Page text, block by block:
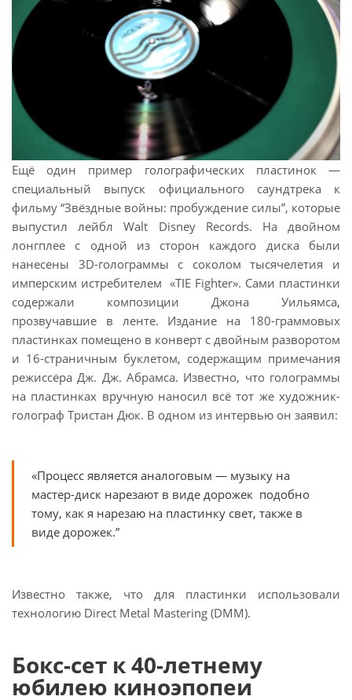
Ещё один пример голографических пластинок —
специальный выпуск официального саундтрека к
фильму “Звёздные войны: пробуждение силы”, которые
выпустил лейбл Walt Disney Records. На двойном
лонгплее с одной из сторон каждого диска были
нанесены 3D-голограммы с соколом тысячелетия и
имперским истребителем «TIE Fighter». Сами пластинки
содержали композиции Джона Уильямса,
прозвучавшие в ленте. Издание на 180-граммовых
пластинках помещено в конверт с двойным разворотом
и 16-страничным буклетом, содержащим примечания
режиссёра Дж. Дж. Абрамса. Известно, что голограммы
на пластинках вручную наносил всё тот же художник-
голограф Тристан Дюк. В одном из интервью он заявил:
«Процесс является аналоговым — музыку на
мастер-диск нарезают в виде дорожек подобно
тому, как я нарезаю на пластинку свет, также в
виде дорожек.”
Известно также, что для пластинки использовали
технологию Direct Metal Mastering (DMM).
Бокс-сет к 40-летнему
юбилею киноэпопеи